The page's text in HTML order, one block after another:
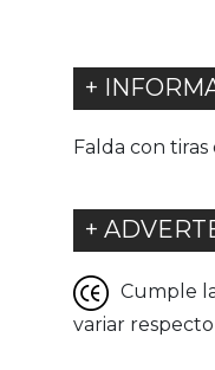
+
Falda con
+
Cumple
variar